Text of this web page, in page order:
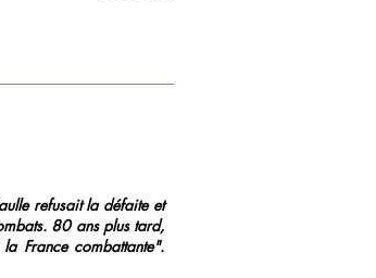
refusait la défaite et
80 ans plus tard,
France combattante".